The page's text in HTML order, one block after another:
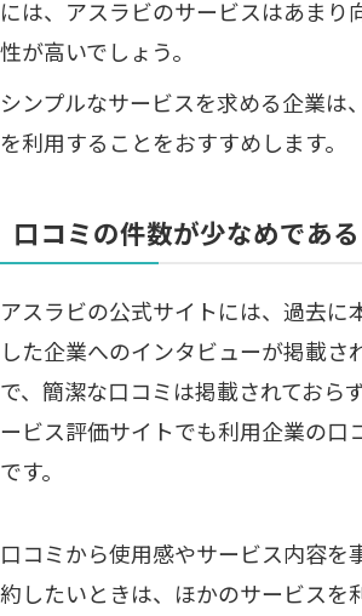
には、アスラビのサービスはあまり
性が高いでしょう。
シンプルなサービスを求める企業は
を利用することをおすすめします。
口コミの件数が少なめである
アスラビの公式サイトには、過去に
した企業へのインタビューが掲載さ
で、簡潔な口コミは掲載されておら
ービス評価サイトでも利用企業の口
です。
口コミから使用感やサービス内容を
約したいときは、ほかのサービスを